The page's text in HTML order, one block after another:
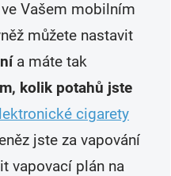
Vašem mobilním
můžete nastavit
a máte tak
kolik potahů jste
cigarety
jste za vapování
vapovací plán na